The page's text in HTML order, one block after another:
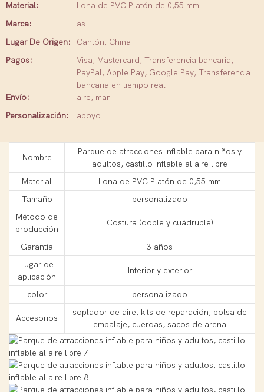
Material:
Lona de PVC Platón de 0,55 mm
Marca:
as
Lugar De Origen:
Cantón, China
Pagos:
Visa, Mastercard, Transferencia bancaria,
PayPal, Apple Pay, Google Pay, Transferencia
bancaria en tiempo real
Envío:
aire, mar
Personalización:
apoyo
Nombre
Parque de atracciones inflable para niños y
adultos, castillo inflable al aire libre
Material
Lona de PVC Platón de 0,55 mm
Tamaño
personalizado
Método de
producción
Costura (doble y cuádruple)
Garantía
3 años
Lugar de
aplicación
Interior y exterior
color personalizado
Accesorios
soplador de aire, kits de reparación, bolsa de
embalaje, cuerdas, sacos de arena